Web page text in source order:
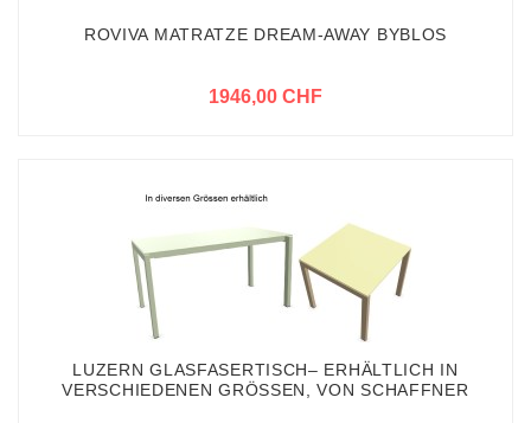
ROVIVA MATRATZE DREAM-AWAY BYBLOS
1946,00 CHF
LUZERN GLASFASERTISCH– ERHÄLTLICH IN
VERSCHIEDENEN GRÖSSEN, VON SCHAFFNER